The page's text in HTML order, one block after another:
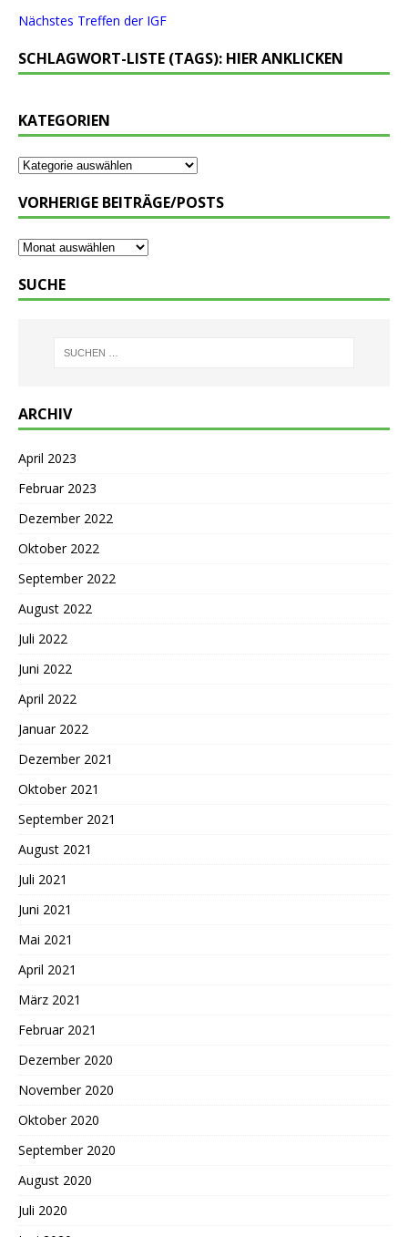
Nächstes Treffen der IGF
SCHLAGWORT-LISTE (TAGS): HIER ANKLICKEN
KATEGORIEN
VORHERIGE BEITRÄGE/POSTS
SUCHE
ARCHIV
April 2023
Februar 2023
Dezember 2022
Oktober 2022
September 2022
August 2022
Juli 2022
Juni 2022
April 2022
Januar 2022
Dezember 2021
Oktober 2021
September 2021
August 2021
Juli 2021
Juni 2021
Mai 2021
April 2021
März 2021
Februar 2021
Dezember 2020
November 2020
Oktober 2020
September 2020
August 2020
Juli 2020